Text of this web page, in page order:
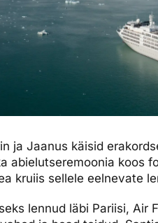
ja Jaanus käisid
abielutseremoonia koos
kruiis sellele eelnevate
lennud läbi Pariisi, Air